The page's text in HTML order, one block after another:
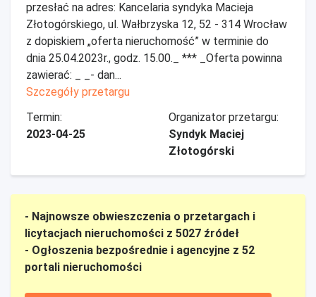
przesłać na adres: Kancelaria syndyka Macieja
Złotogórskiego, ul. Wałbrzyska 12, 52 - 314 Wrocław
z dopiskiem „oferta nieruchomość” w terminie do
dnia 25.04.2023r., godz. 15.00._ *** _Oferta powinna
zawierać: _ _- dan...
Szczegóły przetargu
Termin:
2023-04-25
Organizator przetargu:
Syndyk Maciej
Złotogórski
- Najnowsze obwieszczenia o przetargach i
licytacjach nieruchomości z 5027 źródeł
- Ogłoszenia bezpośrednie i agencyjne z 52
portali nieruchomości